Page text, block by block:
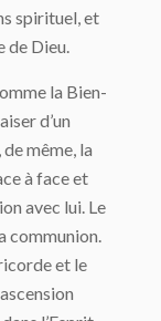
spirituel, et
Dieu.
la Bien-
d’un
même, la
à face et
avec lui. Le
communion.
et le